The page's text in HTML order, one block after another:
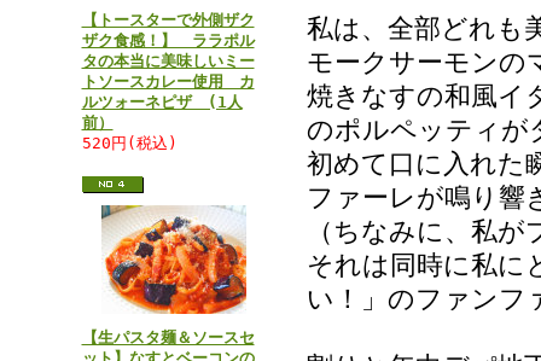
【トースターで外側ザク
ザク食感！】 ララポル
タの本当に美味しいミー
トソースカレー使用 カ
ルツォーネピザ (1人
前）
520円(税込)
【生パスタ麺＆ソースセ
私は、全部どれも
モークサーモンの
焼きなすの和風イ
のポルペッティが
初めて口に入れた
ファーレが鳴り響
（ちなみに、私
それは同時に私に
い！」のファンフ